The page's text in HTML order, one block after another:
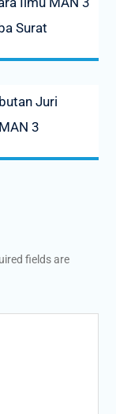
Surat
Juri
3
fields are